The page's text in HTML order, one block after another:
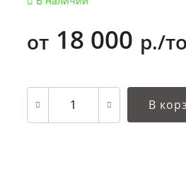
от 18 000 р./
В